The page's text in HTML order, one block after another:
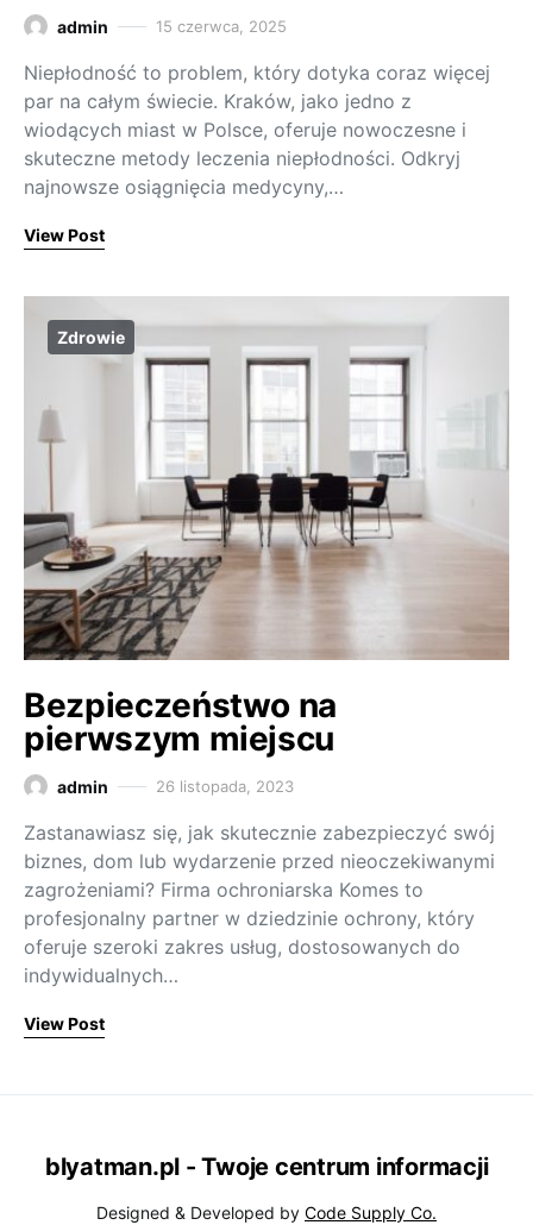
admin 15 czerwca, 2025
Niepłodność to problem, który dotyka coraz więcej
par na całym świecie. Kraków, jako jedno z
wiodących miast w Polsce, oferuje nowoczesne i
skuteczne metody leczenia niepłodności. Odkryj
najnowsze osiągnięcia medycyny,…
View Post
Zdrowie
Bezpieczeństwo na
pierwszym miejscu
admin 26 listopada, 2023
Zastanawiasz się, jak skutecznie zabezpieczyć swój
biznes, dom lub wydarzenie przed nieoczekiwanymi
zagrożeniami? Firma ochroniarska Komes to
profesjonalny partner w dziedzinie ochrony, który
oferuje szeroki zakres usług, dostosowanych do
indywidualnych…
View Post
blyatman.pl - Twoje centrum informacji
Designed & Developed by Code Supply Co.